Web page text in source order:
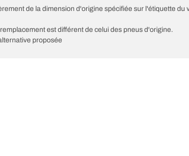
de la dimension d'origine spécifiée sur l'étiquette du
est différent de celui des pneus d'origine.
proposée